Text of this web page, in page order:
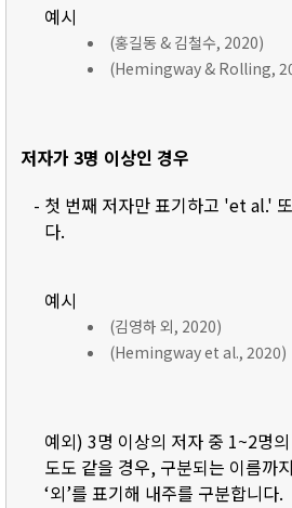
예시
(홍길동 & 김철수, 2020)
(Hemingway & Rolling,
저자가 3명 이상인 경우
- 첫 번째 저자만 표기하고 'et al.'
다.
예시
(김영하 외, 2020)
(Hemingway et al., 2020)
예외) 3명 이상의 저자 중 1~2명
도도 같을 경우, 구분되는 이름까
‘외’를 표기해 내주를 구분합니다.